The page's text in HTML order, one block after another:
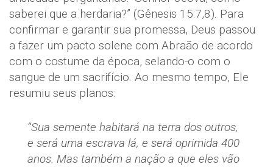
saberei que a herdaria?” (Gênesis 15:7,8). Para
confirmar e garantir sua promessa, Deus passou
a fazer um pacto solene com Abraão de acordo
com o costume da época, selando-o com o
sangue de um sacrifício. Ao mesmo tempo, Ele
resumiu seus planos:
“Sua semente habitará na terra dos outros,
e será uma escrava lá, e será oprimida 400
anos. Mas também a nação a que eles vão